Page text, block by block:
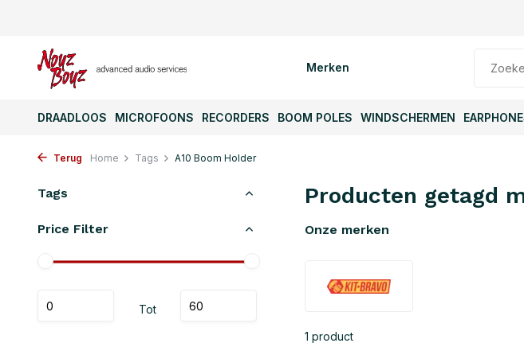
Merken
DRAADLOOS MICROFOONS RECORDERS BOOM POLES WINDSCHERMEN
Terug Home Tags A10 Boom Holder
Tags
Price Filter
Tot
Producten getagd
Onze merken
1 product